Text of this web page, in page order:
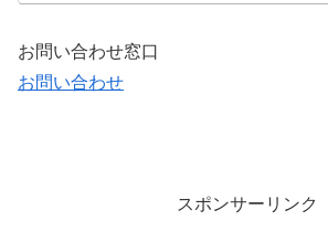
お問い合わせ窓口
お問い合わせ
スポンサーリンク